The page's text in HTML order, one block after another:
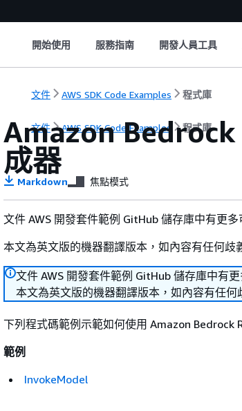
開始使用 服務指南 開發人員工具
文件 AWS SDK Code Examples 程式庫
文件 AWS SDK Code Examples 程式庫
Amazon
成器
Markdown 焦點模式
文件 AWS 開發套件範例 GitHub 儲存庫中有更多
本文為英文版的機器翻譯版本，如內容有任何歧
文件 AWS 開發套件範例 GitHub 儲存庫中有
本文為英文版的機器翻譯版本，如內容有任
下列程式碼範例示範如何使用 Amazon Bedrock
範例
InvokeModel